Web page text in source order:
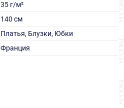
35 г/м²
140 см
Платья, Блузки, Юбки
Франция